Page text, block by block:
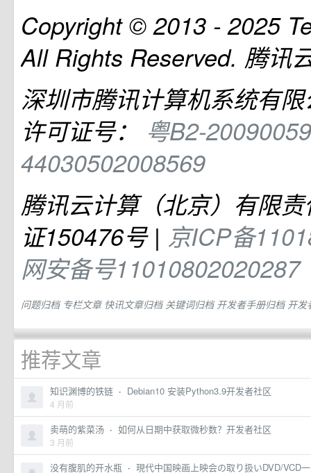
Copyright © 2013 -2025
All Rights Reserved. 腾讯
深圳市腾讯计算机系统有
许可证号： 粤B2-
44030502008569
腾讯云计算（北京）有限
证150476号 | 京ICP备
网安备号11010802020287
问题归档 专栏文章 快讯文章归档 关键词归档开发者手册归档开发
推荐文章
知识渊博的铁链 · Debian10 安装Python3.9开发者社区
4 月前
卖萌的紫菜汤 · 如何从日期中获取微秒数？开发者社区
3 月前
没有腹肌的开水瓶 · 現代中国映画上映会の取り扱いDVD/VCD